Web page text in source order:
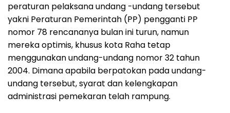
peraturan pelaksana undang -undang tersebut
yakni Peraturan Pemerintah (PP) pengganti PP
nomor 78 rencananya bulan ini turun, namun
mereka optimis, khusus kota Raha tetap
menggunakan undang-undang nomor 32 tahun
2004. Dimana apabila berpatokan pada undang-
undang tersebut, syarat dan kelengkapan
administrasi pemekaran telah rampung.